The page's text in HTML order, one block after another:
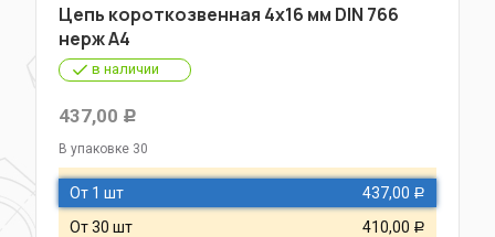
Цепь короткозвенная 4х16 мм DIN 766
нерж А4
в наличии
437,00 Р
В упаковке 30
От 1 шт 437,00 Р
От 30 шт 410,00 Р